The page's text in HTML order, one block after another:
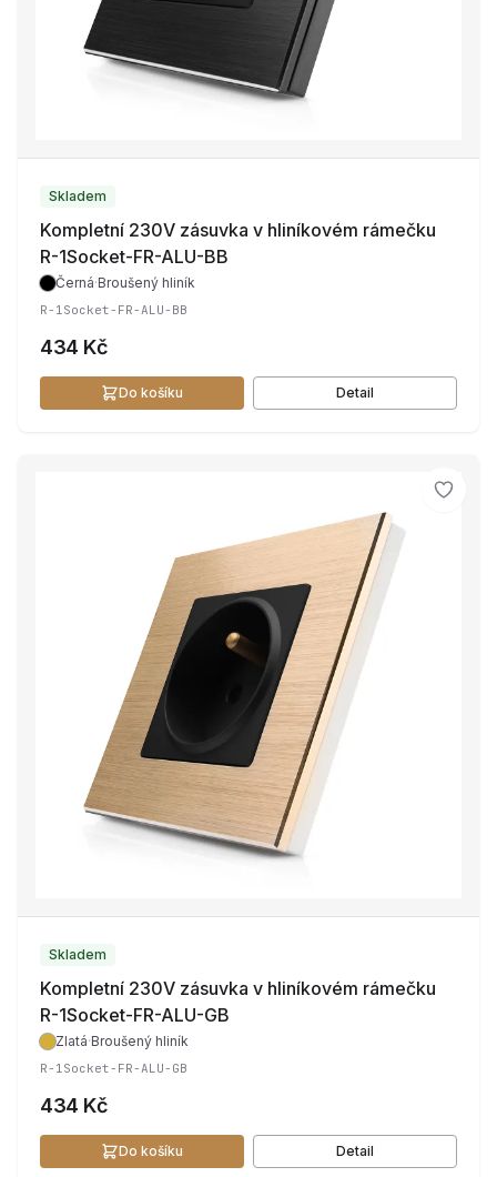
Skladem
Kompletní 230V zásuvka v hliníkovém rámečku
R-1Socket-FR-ALU-BB
Černá·Broušený hliník
R-1Socket-FR-ALU-BB
434 Kč
Do košíku Detail
Skladem
Kompletní 230V zásuvka v hliníkovém rámečku
R-1Socket-FR-ALU-GB
Zlatá·Broušený hliník
R-1Socket-FR-ALU-GB
434 Kč
Do košíku Detail